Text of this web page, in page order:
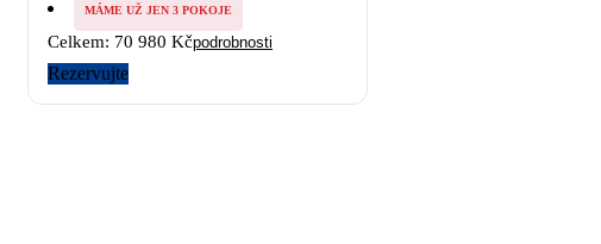
MÁME UŽ JEN 3 POKOJE
Celkem: 70 980 Kčpodrobnosti
Rezervujte